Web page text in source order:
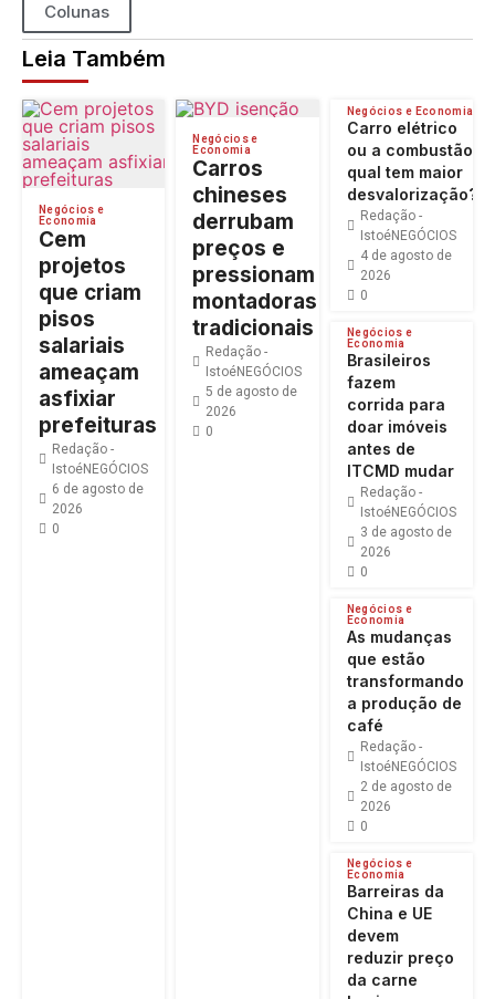
Colunas
Leia Também
Negócios e
Economia
Cem
projetos
que criam
pisos
salariais
ameaçam
asfixiar
prefeituras
Redação -
IstoéNEGÓCIOS
6 de agosto de
2026
0
Negócios e
Economia
Carros
chineses
derrubam
preços e
pressionam
montadoras
tradicionais
Redação -
IstoéNEGÓCIOS
5 de agosto de
2026
0
Negócios e Economia
Carro elétrico
ou a combustão:
qual tem maior
desvalorização?
Redação -
IstoéNEGÓCIOS
4 de agosto de
2026
0
Negócios e
Economia
Brasileiros
fazem
corrida para
doar imóveis
antes de
ITCMD mudar
Redação -
IstoéNEGÓCIOS
3 de agosto de
2026
0
Negócios e
Economia
As mudanças
que estão
transformando
a produção de
café
Redação -
IstoéNEGÓCIOS
2 de agosto de
2026
0
Negócios e
Economia
Barreiras da
China e UE
devem
reduzir preço
da carne